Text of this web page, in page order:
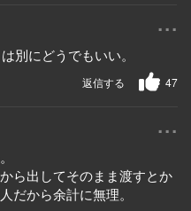
...
別にどうでもいい。
47
返信する
...
ら出してそのまま渡すとか
だから余計に無理。